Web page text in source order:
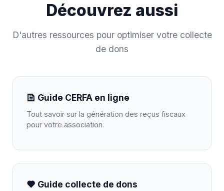
Découvrez aussi
D'autres ressources pour optimiser votre collecte
de dons
Guide CERFA en ligne
Tout savoir sur la génération des reçus fiscaux
pour votre association.
Guide collecte de dons